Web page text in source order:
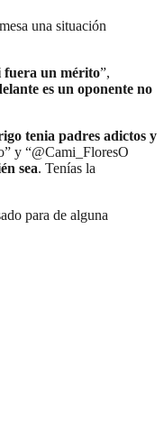
una situación
fuera un mérito”,
es un oponente no
tenia padres adictos y
y “@Cami_FloresO
sea. Tenías la
para de alguna